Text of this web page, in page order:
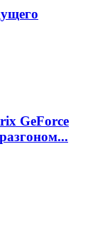
GeForce